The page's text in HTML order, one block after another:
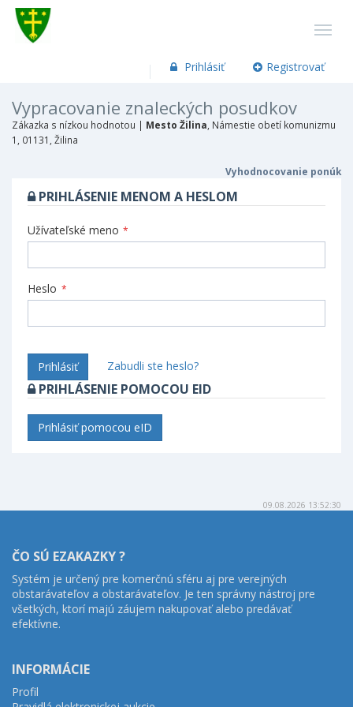
Prihlásiť Registrovať
Vypracovanie znaleckých posudkov
Zákazka s nízkou hodnotou | Mesto Žilina , Námestie obetí komunizmu
1, 01131, Žilina
Vyhodnocovanie ponúk
PRIHLÁSENIE MENOM A HESLOM
Užívateľské meno *
Heslo *
Prihlásiť Zabudli ste heslo?
PRIHLÁSENIE POMOCOU EID
Prihlásiť pomocou eID
09.08.2026 13:52:30
ČO SÚ EZAKAZKY ?
Systém je určený pre komerčnú sféru aj pre verejných
obstarávateľov a obstarávateľov. Je ten správny nástroj pre
všetkých, ktorí majú záujem nakupovať alebo predávať
efektívne.
INFORMÁCIE
Profil